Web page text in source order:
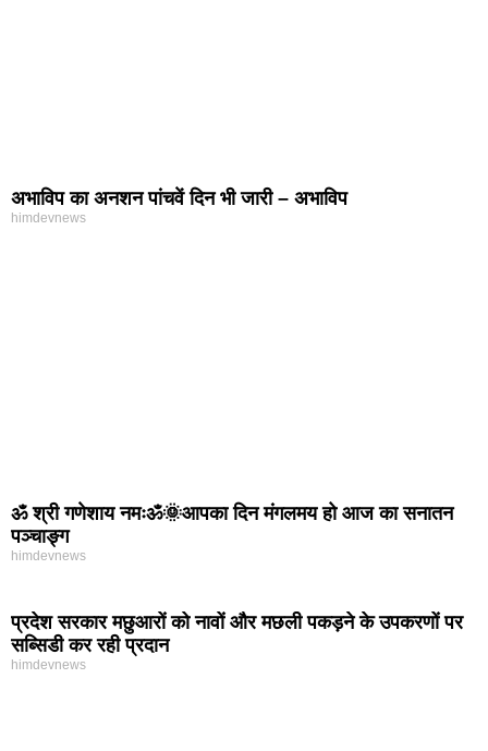
अभाविप का अनशन पांचवें दिन भी जारी – अभाविप
himdevnews
ॐ श्री गणेशाय नमःॐ🌞आपका दिन मंगलमय हो आज का सनातन
पञ्चाङ्ग
himdevnews
प्रदेश सरकार मछुआरों को नावों और मछली पकड़ने के उपकरणों पर
सब्सिडी कर रही प्रदान
himdevnews